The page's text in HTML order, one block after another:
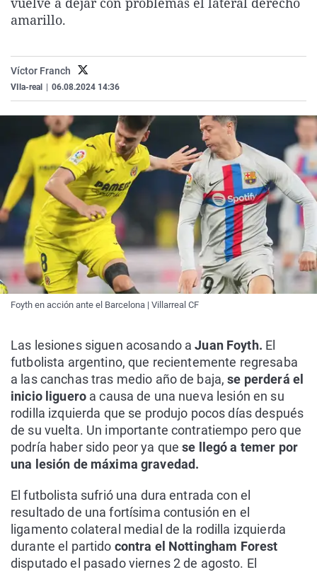
La rosa de los vientos
Como el perro y el
Caso
Equipo de
Extremadura
La Rioja
Virales
Elecciones
amarillo.
Víctor Franch
VIla-real 06.08.2024 14:36
Foyth en acción ante el Barcelona | Villarreal CF
Las lesiones siguen acosando a Juan Foyth. El
futbolista argentino, que recientemente regresaba
a las canchas tras medio año de baja, se perderá el
inicio liguero a causa de una nueva lesión en su
rodilla izquierda que se produjo pocos días después
de su vuelta. Un importante contratiempo pero que
podría haber sido peor ya quese llegó a temer por
una lesión de máxima gravedad.
El futbolista sufrió una dura entrada con el
resultado de una fortísima contusión en el
ligamento colateral medial de la rodilla izquierda
durante el partido contra el Nottingham Forest
disputado el pasado viernes 2 de agosto. El